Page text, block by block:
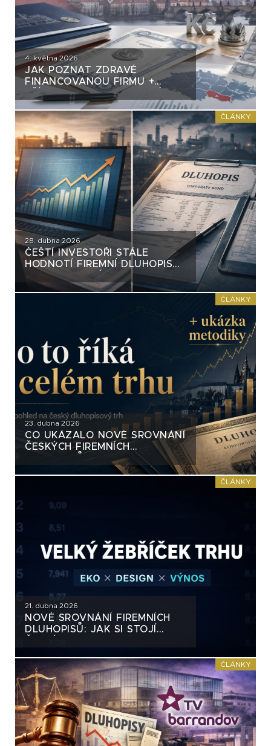
4. května 2026
JAK POZNAT ZDRAVĚ
FINANCOVANOU FIRMU +
PŘÍKLADY Z DLUHOPISOVÉ
PRAXE
ČLÁNKY
28. dubna 2026
ČEŠTÍ INVESTOŘI STÁLE
HODNOTÍ FIREMNÍ DLUHOPISY
OPTIKOU AKCIÍ. A FIRMY I
PORADCI TOHO VYUŽÍVAJÍ
ČLÁNKY
23. dubna 2026
CO UKÁZALO NOVÉ SROVNÁNÍ
ČESKÝCH FIREMNÍCH
ČLÁNKY
21. dubna 2026
NOVÉ SROVNÁNÍ FIREMNÍCH
DLUHOPISŮ: JAK SI STOJÍ
ČLÁNKY